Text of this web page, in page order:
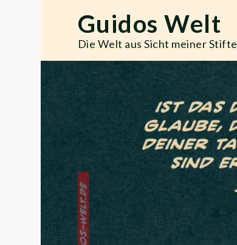
Guidos Welt
Die Welt aus Sicht meiner Stifte